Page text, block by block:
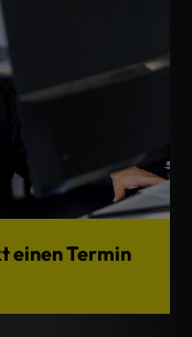
einen Termin